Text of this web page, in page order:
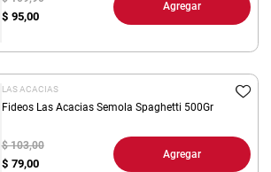
$ 95,00
Agregar
LAS ACACIAS
Fideos Las Acacias Semola Spaghetti 500Gr
$ 79,00
$ 103,00
Agregar